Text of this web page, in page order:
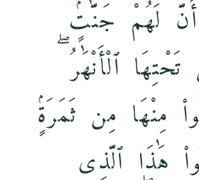
لَهُمْ جَنَّٰتٍۢ
ٱلْأَنْهَٰرُ
مِنْهَا مِن ثَمَرَةٍۢ
هَٰذَا ٱلَّذِى